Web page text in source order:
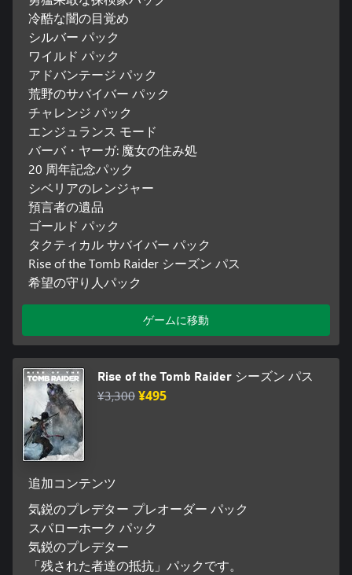
冷酷な闇の目覚め
シルバー パック
ワイルド パック
アドバンテージ パック
荒野のサバイバー パック
チャレンジ パック
エンジュランス モード
バーバ・ヤーガ: 魔女の住み処
20 周年記念パック
シベリアのレンジャー
預言者の遺品
ゴールド パック
タクティカル サバイバー パック
Rise of the Tomb Raider シーズン パス
希望の守り人パック
ゲームに移動
Rise of the Tomb Raider シーズン パス
¥3,300¥495
追加コンテンツ
気鋭のプレデター プレオーダー パック
スパローホーク パック
気鋭のプレデター
「残された者達の抵抗」パックです。